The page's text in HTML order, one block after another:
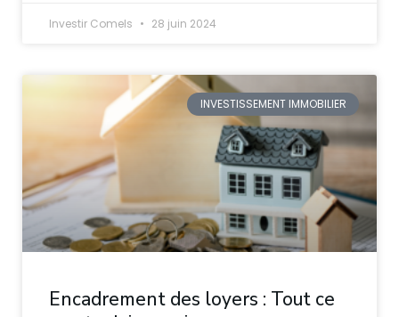
Investir Comels 28 juin 2024
INVESTISSEMENT IMMOBILIER
Encadrement des loyers : Tout ce